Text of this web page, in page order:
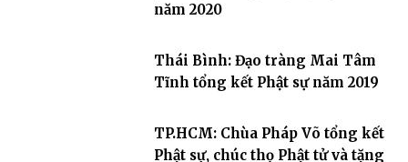
năm 2020
Thái Bình: Đạo tràng Mai Tâm
Tĩnh tổng kết Phật sự năm 2019
TP.HCM: Chùa Pháp Võ tổng kết
Phật sự, chúc thọ Phật tử và tặng